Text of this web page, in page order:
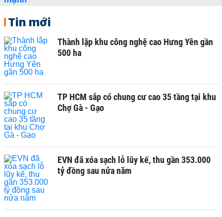
Tin mới
Thành lập khu công nghệ cao Hưng Yên gần
500 ha
TP HCM sắp có chung cư cao 35 tầng tại khu
Chợ Gà - Gạo
EVN đã xóa sạch lỗ lũy kế, thu gần 353.000
tỷ đồng sau nửa năm